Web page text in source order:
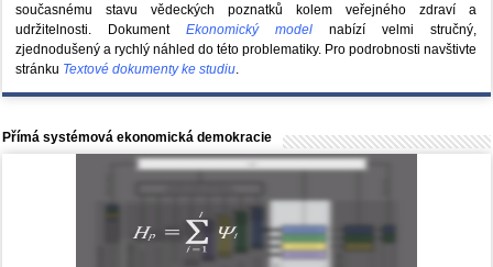
současnému stavu vědeckých poznatků kolem veřejného zdraví a
udržitelnosti. DokumentEkonomický model nabízí velmi stručný,
zjednodušený a rychlý náhled do této problematiky. Pro podrobnosti navštivte
stránku Textové dokumenty ke studiu.
Přímá systémová ekonomická demokracie